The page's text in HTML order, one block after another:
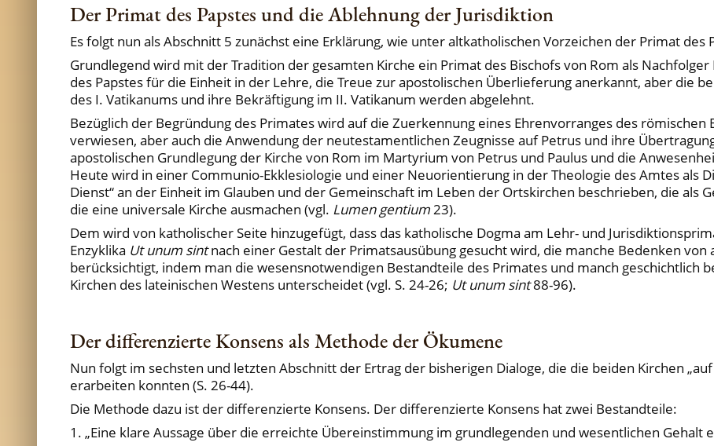
Der Primat des Papstes und die Ablehnung der Jurisdiktion
Es folgt nun als Abschnitt 5 zunächst eine Erklärung, wie unter altkatholischen Vorzeichen der Primat
Grundlegend wird mit der Tradition der gesamten Kirche ein Primat des Bischofs von Rom als
des Papstes für die Einheit in der Lehre, die Treue zur apostolischen Überlieferung anerkannt, aber die
des I. Vatikanums und ihre Bekräftigung im II. Vatikanum werden abgelehnt.
Bezüglich der Begründung des Primates wird auf die Zuerkennung eines Ehrenvorranges des römischen
verwiesen, aber auch die Anwendung der neutestamentlichen Zeugnisse auf Petrus und ihre
apostolischen Grundlegung der Kirche von Rom im Martyrium von Petrus und Paulus und die
Heute wird in einer Communio-Ekklesiologie und einer Neuorientierung in der Theologie des Amtes als
Dienst“ an der Einheit im Glauben und der Gemeinschaft im Leben der Ortskirchen beschrieben, die als
die eine universale Kirche ausmachen (vgl. Lumen gentium23).
Dem wird von katholischer Seite hinzugefügt, dass das katholische Dogma am Lehr- und
Enzyklika Ut unum sintnach einer Gestalt der Primatsausübung gesucht wird, die manche Bedenken
berücksichtigt, indem man die wesensnotwendigen Bestandteile des Primates und manch geschichtlich
Kirchen des lateinischen Westens unterscheidet (vgl. S. 24-26; Ut unum sint88-96).
Der differenzierte Konsens als Methode der Ökumene
Nun folgt im sechsten und letzten Abschnitt der Ertrag der bisherigen Dialoge, die die beiden Kirchen
erarbeiten konnten (S. 26-44).
Die Methode dazu ist der differenzierte Konsens. Der differenzierte Konsens hat zwei Bestandteile:
1. „Eine klare Aussage über die erreichte Übereinstimmung im grundlegenden und wesentlichen Gehalt